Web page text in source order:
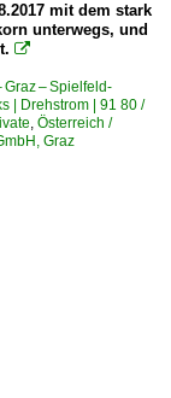
mit dem stark
unterwegs, und

Graz – Spielfeld-
| Drehstrom | 91 80 /
, Österreich /
Graz